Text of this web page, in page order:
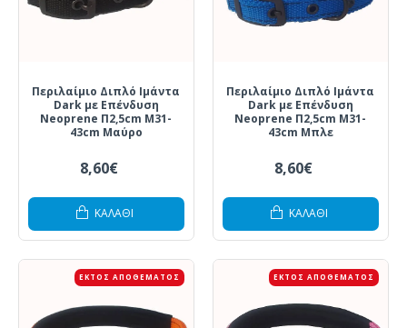
Περιλαίμιο Διπλό Ιμάντα
Dark με Επένδυση
Neoprene Π2,5cm Μ31-
43cm Μαύρο
8,60€
ΚΑΛΆΘΙ
Περιλαίμιο Διπλό Ιμάντα
Dark με Επένδυση
Neoprene Π2,5cm Μ31-
43cm Μπλε
8,60€
ΚΑΛΆΘΙ
ΕΚΤΌΣ ΑΠΟΘΈΜΑΤΟΣ ΕΚΤΌΣ ΑΠΟΘΈΜΑΤΟΣ